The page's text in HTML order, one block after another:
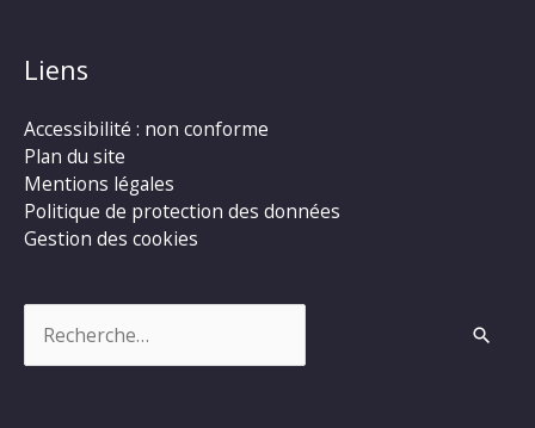
Liens
Accessibilité : non conforme
Plan du site
Mentions légales
Politique de protection des données
Gestion des cookies